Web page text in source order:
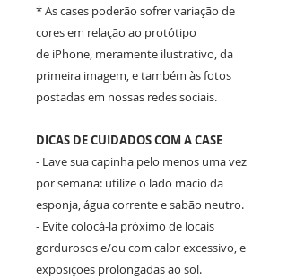
* As cases poderão sofrer variação de
cores em relação ao protótipo
de iPhone, meramente ilustrativo, da
primeira imagem, e também às fotos
postadas em nossas redes sociais.
DICAS DE CUIDADOS COM A CASE
- Lave sua capinha pelo menos uma vez
por semana: utilize o lado macio da
esponja, água corrente e sabão neutro.
- Evite colocá-la próximo de locais
gordurosos e/ou com calor excessivo, e
exposições prolongadas ao sol.